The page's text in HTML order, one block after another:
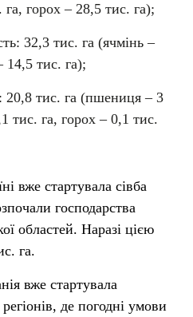
га, горох – 28,5 тис. га);
32,3 тис. га (ячмінь –
14,5 тис. га);
20,8 тис. га (пшениця – 3
тис. га, горох – 0,1 тис.
вже стартувала сівба
господарства
областей. Наразі цією
га.
вже стартувала
де погодні умови